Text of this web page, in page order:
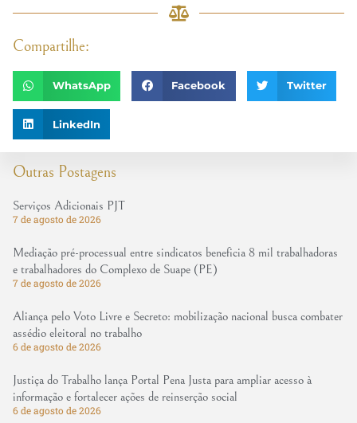
Outras Postagens
Serviços Adicionais PJT
7 de agosto de 2026
Mediação pré-processual entre sindicatos beneficia 8 mil trabalhadoras
e trabalhadores do Complexo de Suape (PE)
7 de agosto de 2026
Aliança pelo Voto Livre e Secreto: mobilização nacional busca combater
assédio eleitoral no trabalho
6 de agosto de 2026
Justiça do Trabalho lança Portal Pena Justa para ampliar acesso à
informação e fortalecer ações de reinserção social
6 de agosto de 2026
Compartilhe:
WhatsApp Facebook Twitter
LinkedIn